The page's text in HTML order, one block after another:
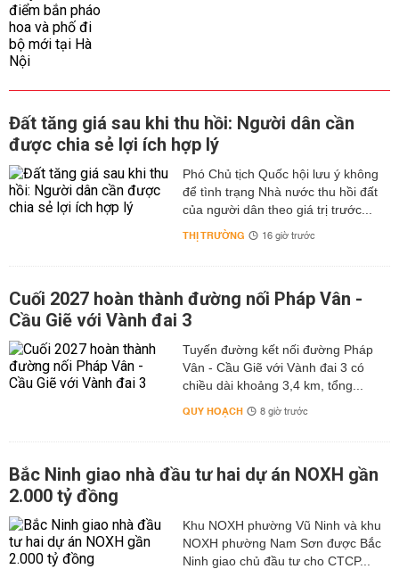
Đất tăng giá sau khi thu hồi: Người dân cần
được chia sẻ lợi ích hợp lý
Phó Chủ tịch Quốc hội lưu ý không
để tình trạng Nhà nước thu hồi đất
của người dân theo giá trị trước...
THỊ TRƯỜNG 16 giờ trước
Cuối 2027 hoàn thành đường nối Pháp Vân -
Cầu Giẽ với Vành đai 3
Tuyến đường kết nối đường Pháp
Vân - Cầu Giẽ với Vành đai 3 có
chiều dài khoảng 3,4 km, tổng...
QUY HOẠCH 8 giờ trước
Bắc Ninh giao nhà đầu tư hai dự án NOXH gần
2.000 tỷ đồng
Khu NOXH phường Vũ Ninh và khu
NOXH phường Nam Sơn được Bắc
Ninh giao chủ đầu tư cho CTCP...